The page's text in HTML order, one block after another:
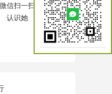
微信扫一扫
认识她